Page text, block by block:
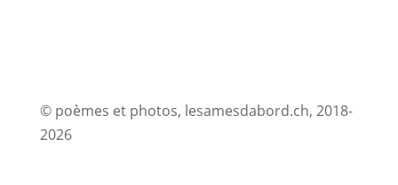
© poèmes et photos, lesamesdabord.ch, 2018-
2026